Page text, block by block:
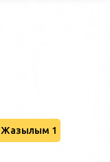
Жазылым 1